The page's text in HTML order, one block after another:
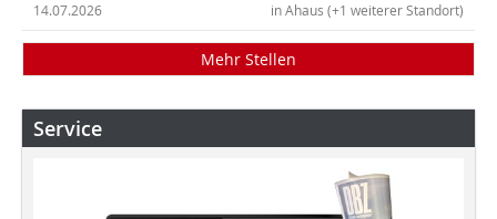
in Ahaus (+1 weiterer Standort)
14.07.2026
Mehr Stellen
Service